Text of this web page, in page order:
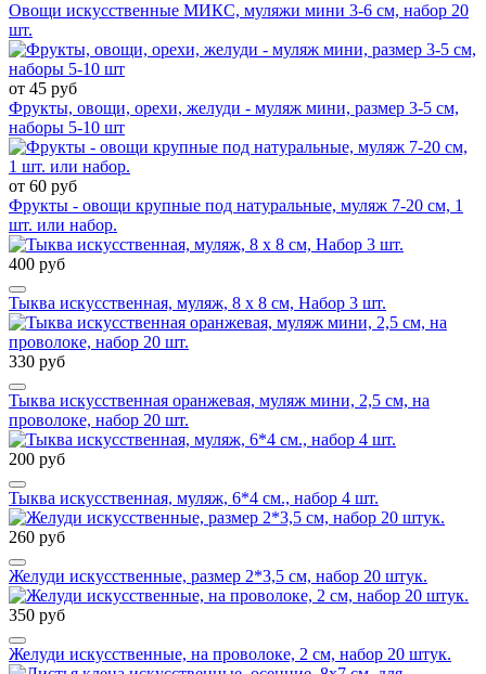
Овощи искусственные МИКС, муляжи мини 3-6 см, набор 20
шт.
от 45 руб
Фрукты, овощи, орехи, желуди - муляж мини, размер 3-5 см,
наборы 5-10 шт
от 60 руб
Фрукты - овощи крупные под натуральные, муляж 7-20 см, 1
шт. или набор.
400 руб
Тыква искусственная, муляж, 8 х 8 см, Набор 3 шт.
330 руб
Тыква искусственная оранжевая, муляж мини, 2,5 см, на
проволоке, набор 20 шт.
200 руб
Тыква искусственная, муляж, 6*4 см., набор 4 шт.
260 руб
Желуди искусственные, размер 2*3,5 см, набор 20 штук.
350 руб
Желуди искусственные, на проволоке, 2 см, набор 20 штук.